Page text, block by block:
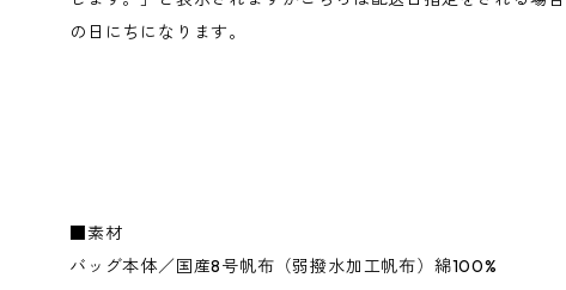
の日にちになります。
■素材
バッグ本体／国産8号帆布（弱撥水加工帆布）綿100%